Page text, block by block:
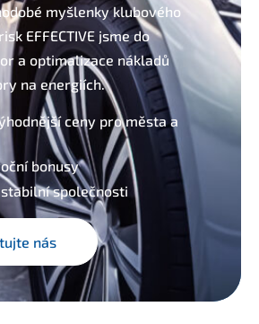
myšlenky klubového
EFFECTIVE jsme do
a optimalizace nákladů
na energiích.
ceny pro města a
bonusy
společnosti
nás